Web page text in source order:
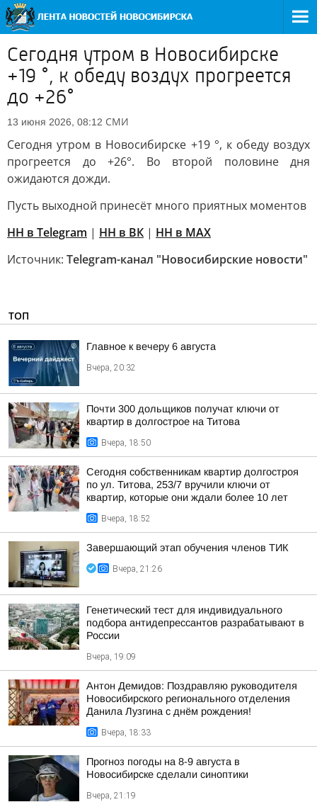
Сегодня утром в Новосибирске
+19 °, к обеду воздух прогреется
до +26°
13 июня 2026, 08:12 СМИ
Сегодня утром в Новосибирске +19 °, к обеду воздух
прогреется до +26°. Во второй половине дня
ожидаются дожди.
Пусть выходной принесёт много приятных моментов
НН в Telegram | НН в ВК | НН в MAX
Источник: Telegram-канал "Новосибирские новости"
ТОП
Главное к вечеру 6 августа
Вчера, 20:32
Почти 300 дольщиков получат ключи от
квартир в долгострое на Титова
Вчера, 18:50
Сегодня собственникам квартир долгостроя
по ул. Титова, 253/7 вручили ключи от
квартир, которые они ждали более 10 лет
Вчера, 18:52
Завершающий этап обучения членов ТИК
Вчера, 21:26
Генетический тест для индивидуального
подбора антидепрессантов разрабатывают в
России
Вчера, 19:09
Антон Демидов: Поздравляю руководителя
Новосибирского регионального отделения
Данила Лузгина с днём рождения!
Вчера, 18:33
Прогноз погоды на 8-9 августа в
Новосибирске сделали синоптики
Вчера, 21:19